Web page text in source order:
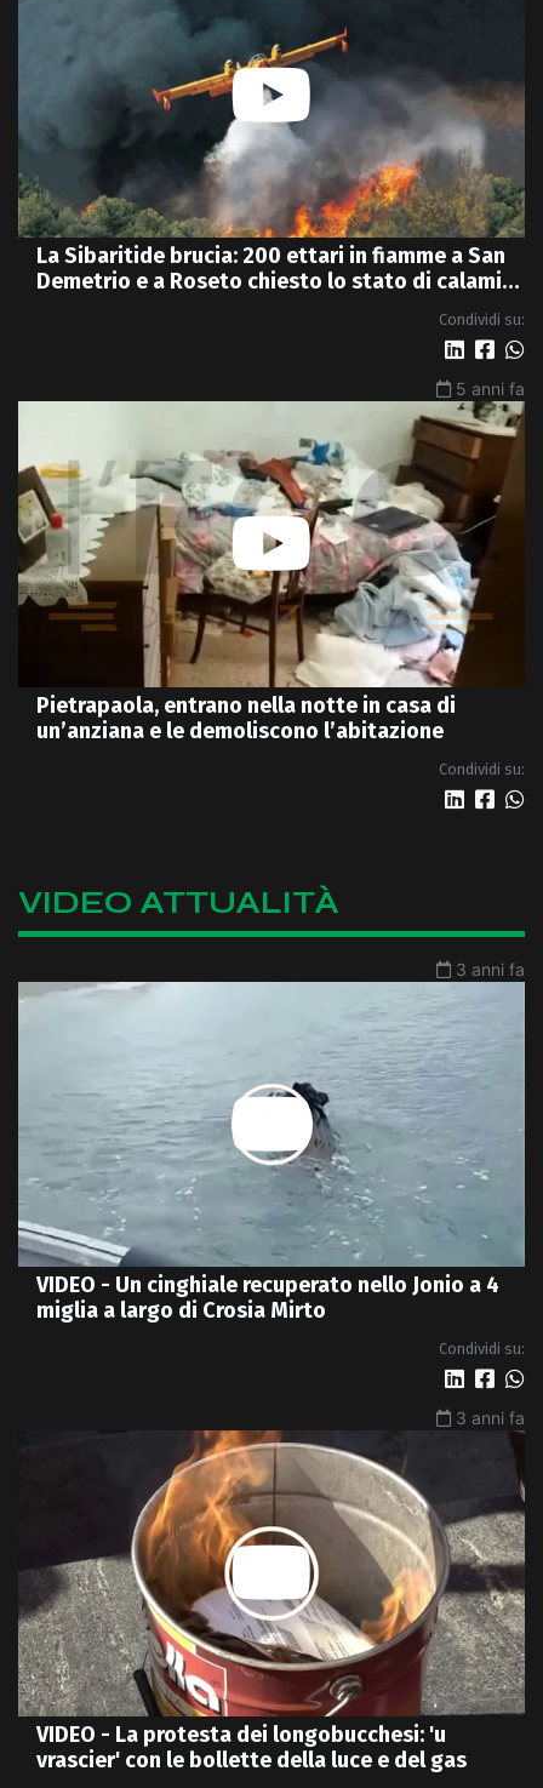
La Sibaritide brucia: 200 ettari in fiamme a San
Demetrio e a Roseto chiesto lo stato di calamità
Condividi su:
5 anni fa
Pietrapaola, entrano nella notte in casa di
un’anziana e le demoliscono l’abitazione
Condividi su:
VIDEO ATTUALITÀ
3 anni fa
VIDEO - Un cinghiale recuperato nello Jonio a 4
miglia a largo di Crosia Mirto
Condividi su:
3 anni fa
VIDEO - La protesta dei longobucchesi: 'u
vrascier' con le bollette della luce e del gas